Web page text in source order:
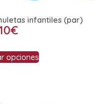
infantiles (par)
€
opciones